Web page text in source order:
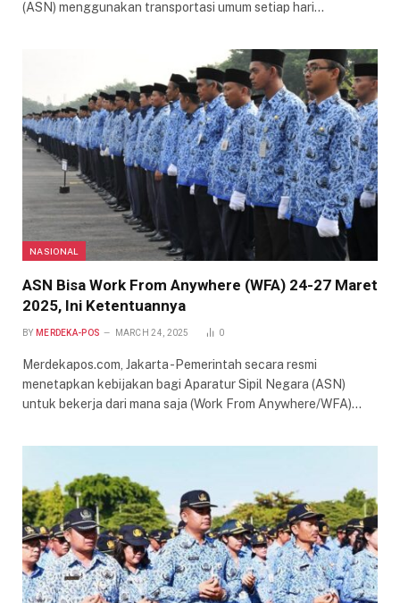
(ASN) menggunakan transportasi umum setiap hari…
NASIONAL
ASN Bisa Work From Anywhere (WFA) 24-27 Maret
2025, Ini Ketentuannya
BY MERDEKA-POS MARCH 24, 2025 0
Merdekapos.com, Jakarta -Pemerintah secara resmi
menetapkan kebijakan bagi Aparatur Sipil Negara (ASN)
untuk bekerja dari mana saja (Work From Anywhere/WFA)…